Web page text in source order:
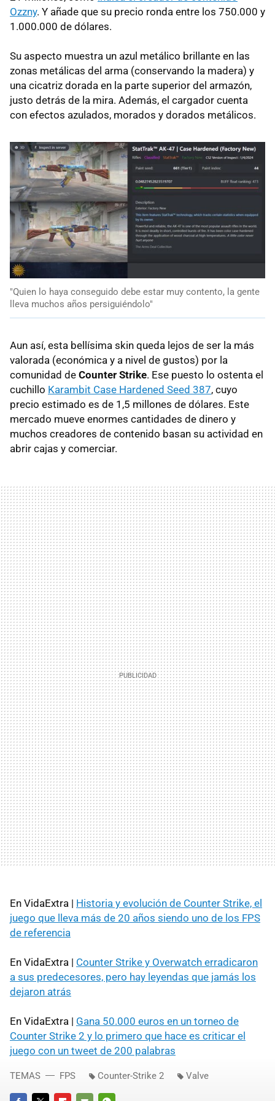
Ozzny. Y añade que su precio ronda entre los 750.000 y
1.000.000 de dólares.
Su aspecto muestra un azul metálico brillante en las
zonas metálicas del arma (conservando la madera) y
una cicatriz dorada en la parte superior del armazón,
justo detrás de la mira. Además, el cargador cuenta
con efectos azulados, morados y dorados metálicos.
"Quien lo haya conseguido debe estar muy contento, la gente
lleva muchos años persiguiéndolo"
Aun así, esta bellísima skin queda lejos de ser la más
valorada (económica y a nivel de gustos) por la
comunidad de Counter Strike. Ese puesto lo ostenta el
cuchillo Karambit Case Hardened Seed 387, cuyo
precio estimado es de 1,5 millones de dólares. Este
mercado mueve enormes cantidades de dinero y
muchos creadores de contenido basan su actividad en
abrir cajas y comerciar.
En VidaExtra | Historia y evolución de Counter Strike, el
juego que lleva más de 20 años siendo uno de los FPS
de referencia
En VidaExtra | Counter Strike y Overwatch erradicaron
a sus predecesores, pero hay leyendas que jamás los
dejaron atrás
En VidaExtra | Gana 50.000 euros en un torneo de
Counter Strike 2 y lo primero que hace es criticar el
juego con un tweet de 200 palabras
TEMAS FPS Counter-Strike 2 Valve